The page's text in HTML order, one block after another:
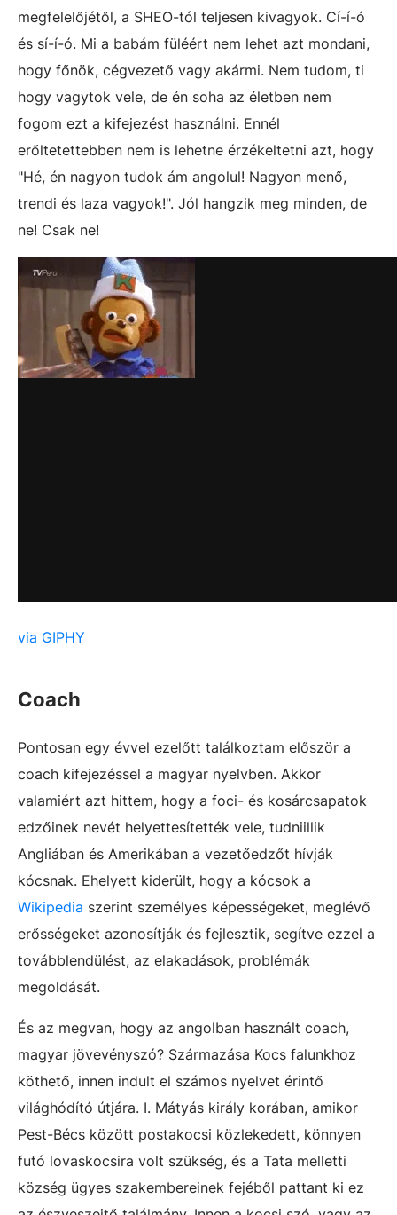
megfelelőjétől, a SHEO-tól teljesen kivagyok. Cí-í-ó
és sí-í-ó. Mi a babám füléért nem lehet azt mondani,
hogy főnök, cégvezető vagy akármi. Nem tudom, ti
hogy vagytok vele, de én soha az életben nem
fogom ezt a kifejezést használni. Ennél
erőltetettebben nem is lehetne érzékeltetni azt, hogy
"Hé, én nagyon tudok ám angolul! Nagyon menő,
trendi és laza vagyok!". Jól hangzik meg minden, de
ne! Csak ne!
via GIPHY
Coach
Pontosan egy évvel ezelőtt találkoztam először a
coach kifejezéssel a magyar nyelvben. Akkor
valamiért azt hittem, hogy a foci- és kosárcsapatok
edzőinek nevét helyettesítették vele, tudniillik
Angliában és Amerikában a vezetőedzőt hívják
kócsnak. Ehelyett kiderült, hogy a kócsok a
Wikipedia szerint személyes képességeket, meglévő
erősségeket azonosítják és fejlesztik, segítve ezzel a
továbblendülést, az elakadások, problémák
megoldását.
És az megvan, hogy az angolban használt coach,
magyar jövevényszó? Származása Kocs falunkhoz
köthető, innen indult el számos nyelvet érintő
világhódító útjára. I. Mátyás király korában, amikor
Pest-Bécs között postakocsi közlekedett, könnyen
futó lovaskocsira volt szükség, és a Tata melletti
község ügyes szakembereinek fejéből pattant ki ez